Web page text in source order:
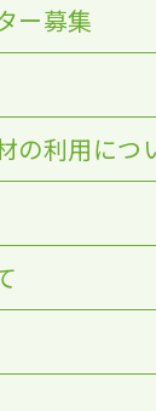
ー募集
の利用につ